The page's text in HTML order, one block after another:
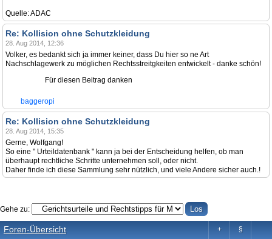
Quelle: ADAC
Re: Kollision ohne Schutzkleidung
28. Aug 2014, 12:36
Volker, es bedankt sich ja immer keiner, dass Du hier so ne Art
Nachschlagewerk zu möglichen Rechtsstreitgkeiten entwickelt - danke schön!
Für diesen Beitrag danken
baggeropi
Re: Kollision ohne Schutzkleidung
28. Aug 2014, 15:35
Gerne, Wolfgang!
So eine " Urteildatenbank " kann ja bei der Entscheidung helfen, ob man
überhaupt rechtliche Schritte unternehmen soll, oder nicht.
Daher finde ich diese Sammlung sehr nützlich, und viele Andere sicher auch.!
Gehe zu:
Foren-Übersicht §
+